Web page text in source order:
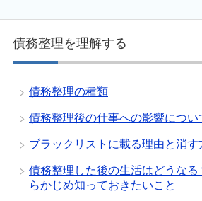
債務整理を理解する
債務整理の種類
債務整理後の仕事への影響につい
ブラックリストに載る理由と消す
債務整理した後の生活はどうなる
らかじめ知っておきたいこと